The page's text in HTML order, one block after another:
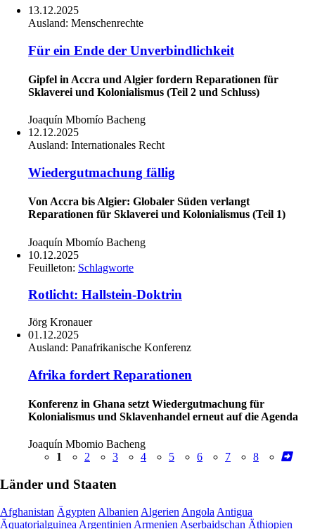
13.12.2025
Ausland: Menschenrechte
Für ein Ende der Unverbindlichkeit
Gipfel in Accra und Algier fordern Reparationen für
Sklaverei und Kolonialismus (Teil 2 und Schluss)
Joaquín Mbomío Bacheng
12.12.2025
Ausland: Internationales Recht
Wiedergutmachung fällig
Von Accra bis Algier: Globaler Süden verlangt
Reparationen für Sklaverei und Kolonialismus (Teil 1)
Joaquín Mbomío Bacheng
10.12.2025
Feuilleton: Schlagworte
Rotlicht: Hallstein-Doktrin
Jörg Kronauer
01.12.2025
Ausland: Panafrikanische Konferenz
Afrika fordert Reparationen
Konferenz in Ghana setzt Wiedergutmachung für
Kolonialismus und Sklavenhandel erneut auf die Agenda
Joaquín Mbomio Bacheng
1
2 3 4 5 6 7 8
Länder und Staaten
Afghanistan Ägypten Albanien Algerien Angola Antigua
Äquatorialguinea Argentinien Armenien Aserbaidschan Äthiopien